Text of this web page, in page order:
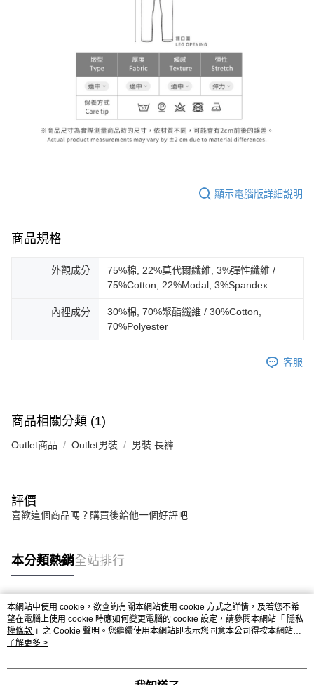
顯示電腦版詳細說明
商品規格
外觀成分
75%棉, 22%莫代爾纖維, 3%彈性纖維 /
75%Cotton, 22%Modal, 3%Spandex
內裡成分
30%棉, 70%聚酯纖維 / 30%Cotton,
70%Polyester
客服
商品相關分類 (1)
Outlet商品 Outlet男裝 男裝 長褲
評價
喜歡這個商品嗎？購買後給他一個好評吧
本分類熱銷全站排行
熱門標籤
本網站中使用 cookie，欲查詢有關本網站使用 cookie 方式之詳情，及若您不希
望在電腦上使用 cookie 時應如何變更電腦的 cookie 設定，請參閱本網站「 隱私
權條款 」之 Cookie 聲明。您繼續使用本網站即表示您同意本公司得按本網站使
用條款之 Cookie 聲明使用 cookie。
了解更多 >